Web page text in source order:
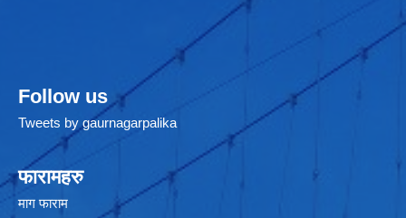
Follow us
Tweets by gaurnagarpalika
फारामहरु
माग फाराम